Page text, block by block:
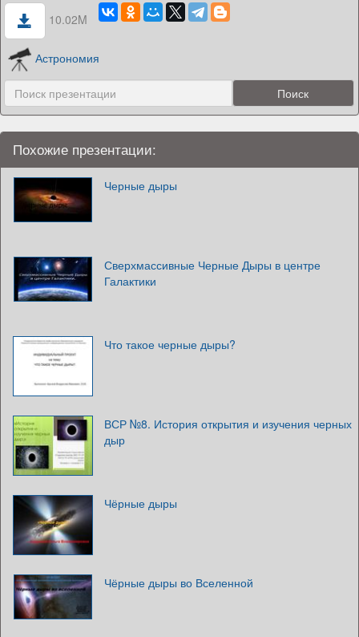
10.02M
Астрономия
Похожие презентации:
Черные дыры
Сверхмассивные Черные Дыры в центре
Галактики
Что такое черные дыры?
ВСР №8. История открытия и изучения черных
дыр
Чёрные дыры
Чёрные дыры во Вселенной